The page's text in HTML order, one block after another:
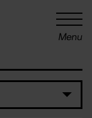
Menu